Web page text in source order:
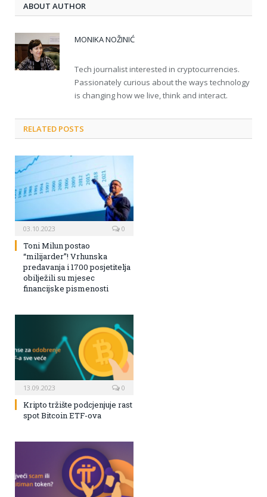
ABOUT AUTHOR
MONIKA NOŽINIĆ
Tech journalist interested in cryptocurrencies.
Passionately curious about the ways technology
is changing how we live, think and interact.
RELATED POSTS
03.10.2023 0
Toni Milun postao
“milijarder”! Vrhunska
predavanja i 1700 posjetitelja
obilježili su mjesec
financijske pismenosti
13.09.2023 0
Kripto tržište podcjenjuje rast
spot Bitcoin ETF-ova